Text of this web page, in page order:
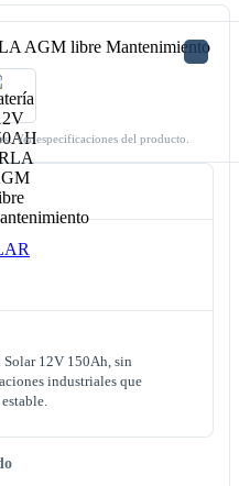
Ver especificaciones del producto.
12V 150Ah, sin
industriales que